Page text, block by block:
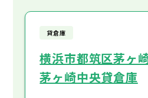
貸倉庫
横浜市都筑区茅ヶ
茅ヶ崎中央貸倉庫